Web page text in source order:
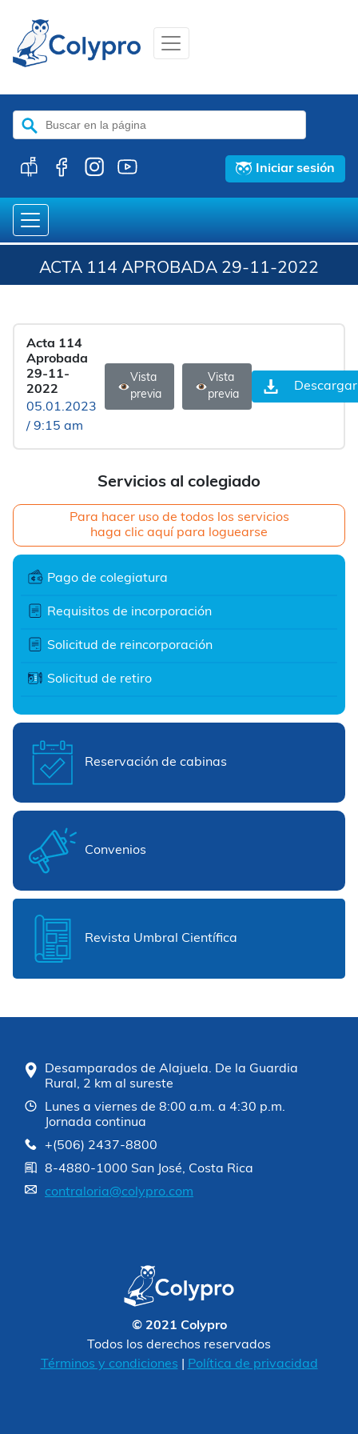
Buscar:
Iniciar sesión
ACTA 114 APROBADA 29-11-2022
Servicios al colegiado
Para hacer uso de todos los servicios
haga clic aquí para loguearse
Pago de colegiatura
Requisitos de incorporación
Solicitud de reincorporación
Solicitud de retiro
Reservación de cabinas
Convenios
Revista Umbral Científica
Acta 114
Aprobada
29-11-
2022
05.01.2023
/ 9:15 am
Vista
previa
Vista
previa
Descargar
Desamparados de Alajuela. De la Guardia
Rural, 2 km al sureste
Lunes a viernes de 8:00 a.m. a 4:30 p.m.
Jornada continua
+(506) 2437-8800
8-4880-1000 San José, Costa Rica
contraloria@colypro.com
© 2021 Colypro
Todos los derechos reservados
Términos y condiciones
Política de privacidad